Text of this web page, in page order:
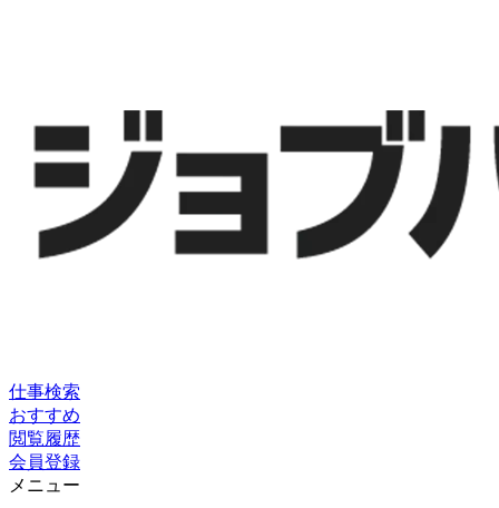
仕事検索
おすすめ
閲覧履歴
会員登録
メニュー